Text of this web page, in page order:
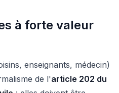
à forte valeur
enseignants, médecin)
de l'article 202 du